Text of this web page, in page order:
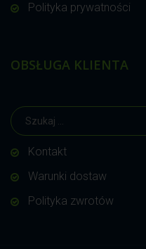
Polityka prywatności
OBSŁUGA KLIENTA
Kontakt
Warunki dostaw
Polityka zwrotów